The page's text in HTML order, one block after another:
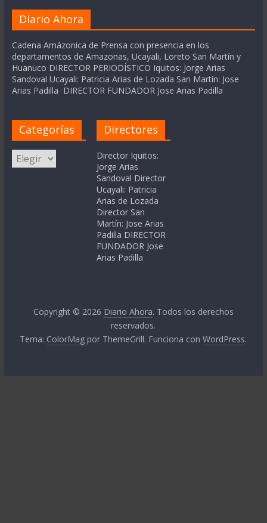
Diario Ahora
Cadena Amázonica de Prensa con presencia en los
departamentos de Amazonas, Ucayali, Loreto San Martín y
Huanuco DIRECTOR PERIODÍSTICO Iquitos: Jorge Arias
Sandoval Ucayali: Patricia Arias de Lozada San Martín: Jose
Arias Padilla DIRECTOR FUNDADOR Jose Arias Padilla
Categorías
Categorías
Directores
Director Iquitos:
Jorge Arias
Sandoval Director
Ucayali: Patricia
Arias de Lozada
Director San
Martín: Jose Arias
Padilla DIRECTOR
FUNDADOR Jose
Arias Padilla
Copyright © 2026 Diario Ahora. Todos los derechos
reservados.
Tema: ColorMag por ThemeGrill. Funciona conWordPress.